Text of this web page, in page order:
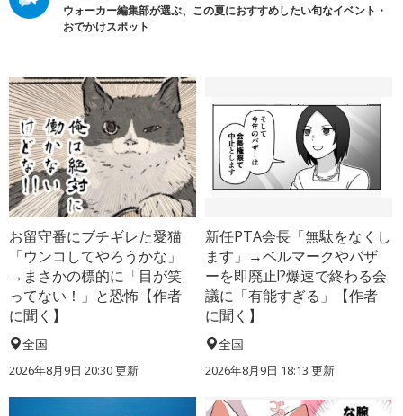
ウォーカー編集部が選ぶ、この夏におすすめしたい旬なイベント・
おでかけスポット
お留守番にブチギレた愛猫
「ウンコしてやろうかな」
→まさかの標的に「目が笑
ってない！」と恐怖【作者
に聞く】
全国
2026年8月9日 20:30更新
新任PTA会長「無駄をなくし
ます」→ベルマークやバザ
ーを即廃止!?爆速で終わる会
議に「有能すぎる」【作者
に聞く】
全国
2026年8月9日 18:13 更新